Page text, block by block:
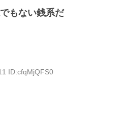
もない銭系だ
ID:cfqMjQFS0